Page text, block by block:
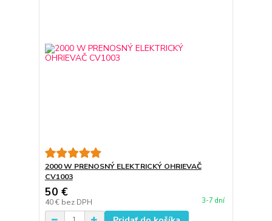
2000 W PRENOSNÝ ELEKTRICKÝ OHRIEVAČ
CV1003
50 €
40 € bez DPH 3-7 dní